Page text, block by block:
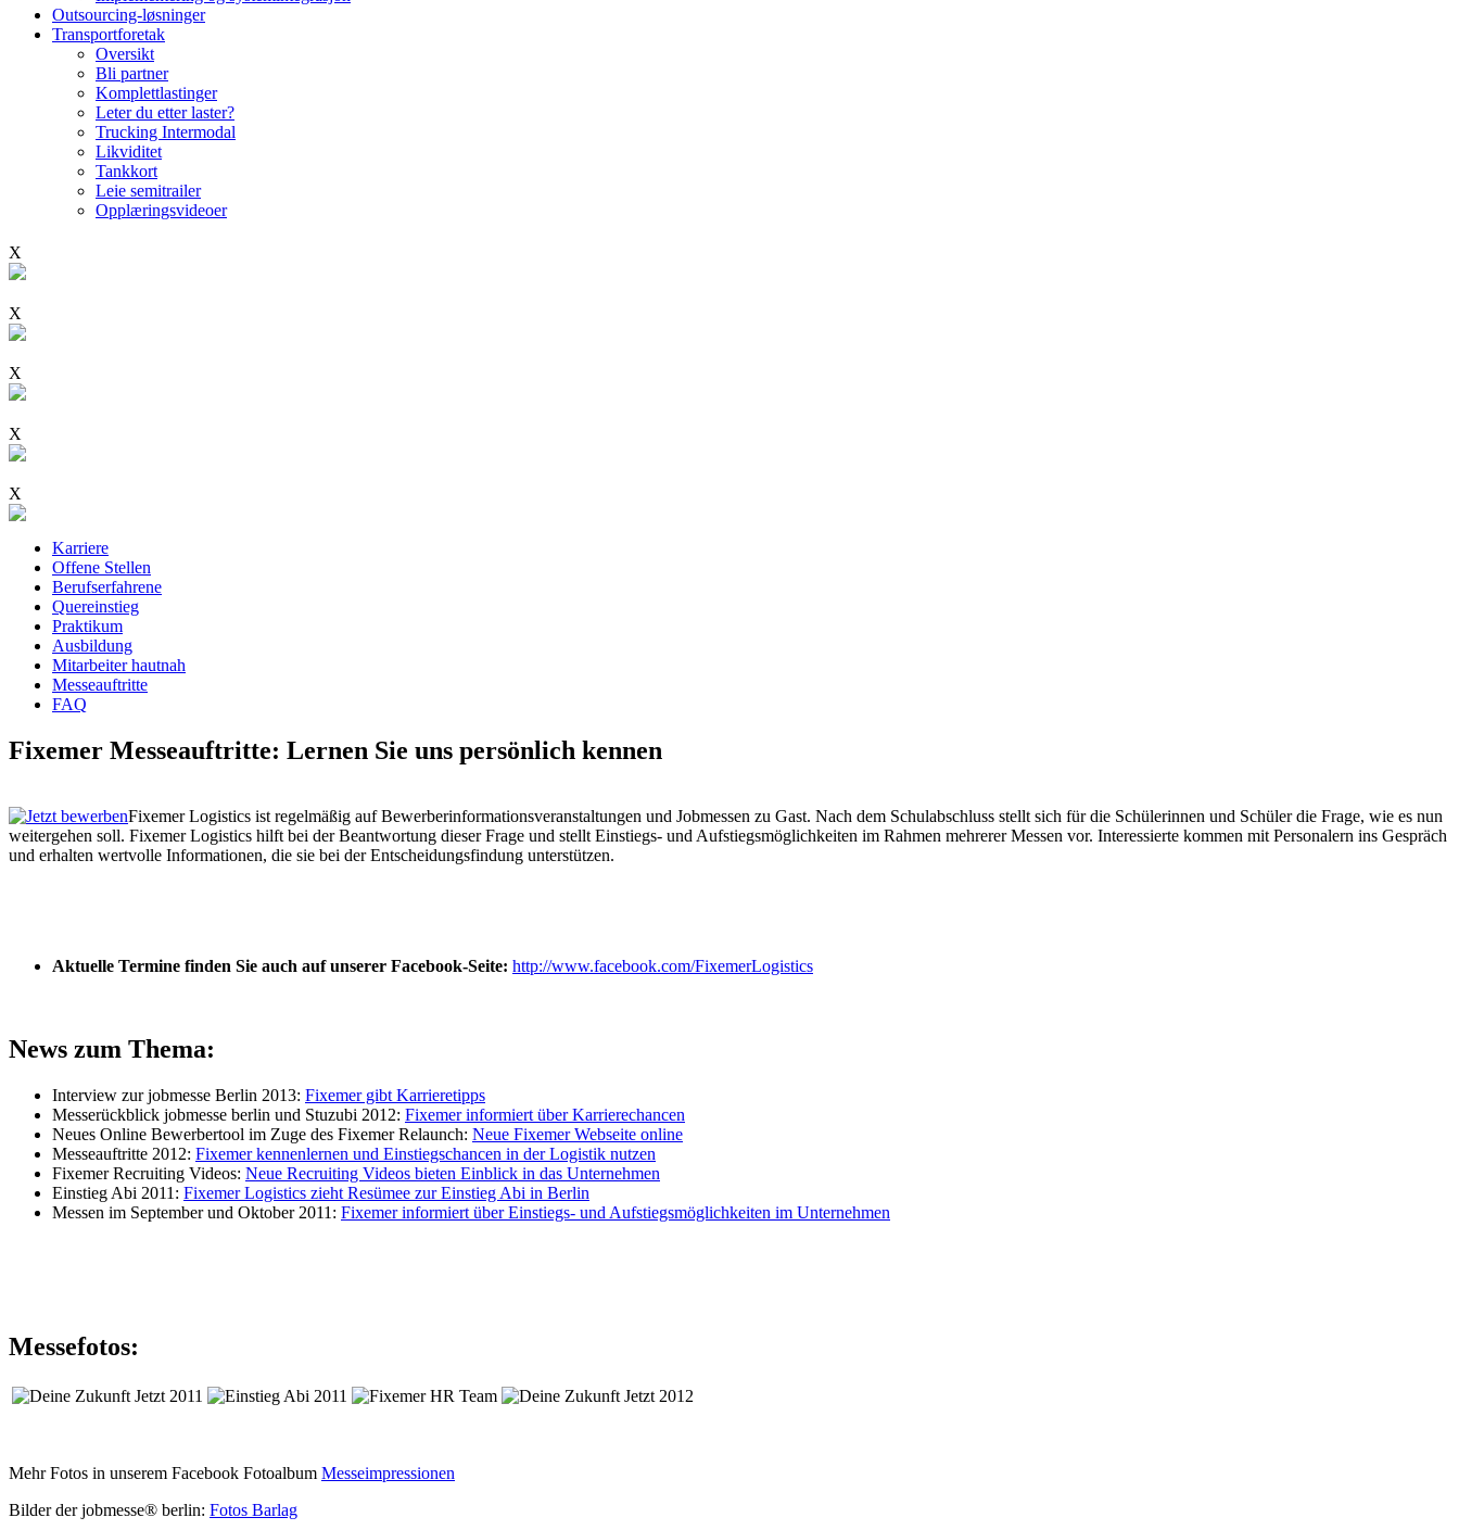
Outsourcing-løsninger
Transportforetak
Oversikt
Bli partner
Komplettlastinger
Leter du etter laster?
Trucking Intermodal
Likviditet
Tankkort
Leie semitrailer
Opplæringsvideoer
X
X
X
X
X
Karriere
Offene Stellen
Berufserfahrene
Quereinstieg
Praktikum
Ausbildung
Mitarbeiter hautnah
Messeauftritte
FAQ
Fixemer Messeauftritte: Lernen Sie uns persönlich kennen
Fixemer Logistics ist regelmäßig auf Bewerberinformationsveranstaltungen und Jobmessen zu Gast. Nach dem Schulabschluss stellt sich für die Schülerinnen und Schüler die Frage, wie es nun
weitergehen soll. Fixemer Logistics hilft bei der Beantwortung dieser Frage und stellt Einstiegs- und Aufstiegsmöglichkeiten im Rahmen mehrerer Messen vor. Interessierte kommen mit Personalern ins Gespräch
und erhalten wertvolle Informationen, die sie bei der Entscheidungsfindung unterstützen.
Aktuelle Termine finden Sie auch auf unserer Facebook-Seite: http://www.facebook.com/FixemerLogistics
News zum Thema:
Interview zur jobmesse Berlin 2013: Fixemer gibt Karrieretipps
Messerückblick jobmesse berlin und Stuzubi 2012: Fixemer informiert über Karrierechancen
Neues Online Bewerbertool im Zuge des Fixemer Relaunch: Neue Fixemer Webseite online
Messeauftritte 2012: Fixemer kennenlernen und Einstiegschancen in der Logistik nutzen
Fixemer Recruiting Videos: Neue Recruiting Videos bieten Einblick in das Unternehmen
Einstieg Abi 2011: Fixemer Logistics zieht Resümee zur Einstieg Abi in Berlin
Messen im September und Oktober 2011: Fixemer informiert über Einstiegs- und Aufstiegsmöglichkeiten im Unternehmen
Messefotos:
Mehr Fotos in unserem Facebook Fotoalbum Messeimpressionen
Bilder der jobmesse® berlin: Fotos Barlag